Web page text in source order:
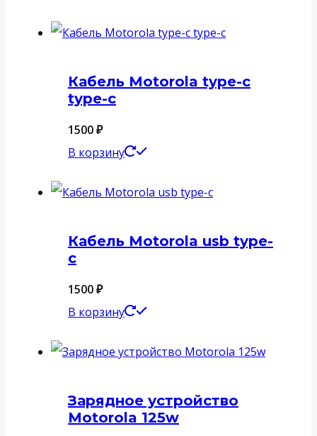
Кабель Motorola type-c
type-c
1500₽
В корзину
Кабель Motorola usb type-
c
1500₽
В корзину
Зарядное устройство
Motorola 125w